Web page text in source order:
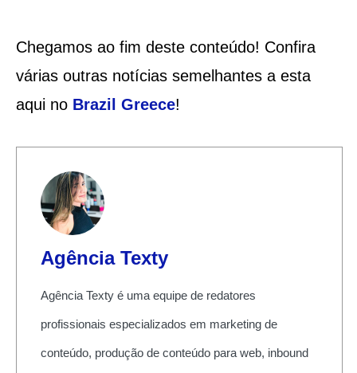
Chegamos ao fim deste conteúdo! Confira
várias outras notícias semelhantes a esta
aqui no Brazil Greece!
Agência Texty
Agência Texty é uma equipe de redatores
profissionais especializados em marketing de
conteúdo, produção de conteúdo para web, inbound